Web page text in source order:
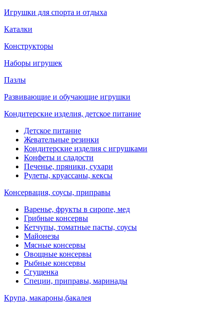
Игрушки для спорта и отдыха
Каталки
Конструкторы
Наборы игрушек
Пазлы
Развивающие и обучающие игрушки
Кондитерские изделия, детское питание
Детское питание
Жевательные резинки
Кондитерские изделия с игрушками
Конфеты и сладости
Печенье, пряники, сухари
Рулеты, круассаны, кексы
Консервация, соусы, приправы
Варенье, фрукты в сиропе, мед
Грибные консервы
Кетчупы, томатные пасты, соусы
Майонезы
Мясные консервы
Овощные консервы
Рыбные консервы
Сгущенка
Специи, приправы, маринады
Крупа, макароны,бакалея